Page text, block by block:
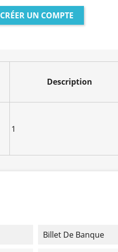
CRÉER UN COMPTE
Description
1
Billet De Banque